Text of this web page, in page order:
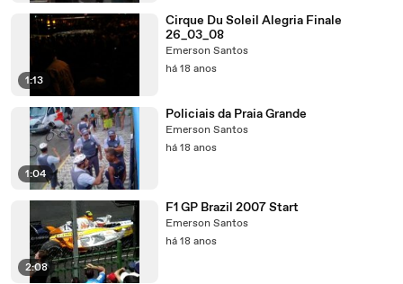
1:13
Cirque Du Soleil Alegria Finale
26_03_08
Emerson Santos
há 18 anos
1:04
Policiais da Praia Grande
Emerson Santos
há 18 anos
2:08
F1 GP Brazil 2007 Start
Emerson Santos
há 18 anos